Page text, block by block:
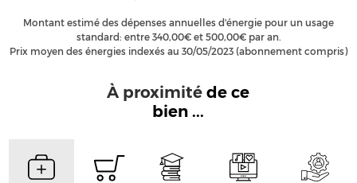
Montant estimé des dépenses annuelles d'énergie pour un usage
standard: entre 340,00€ et 500,00€ par an.
Prix moyen des énergies indexés au 30/05/2023 (abonnement compris)
À proximitéde ce
bien ...